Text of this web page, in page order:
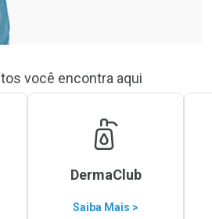
você encontra aqui
DermaClub
Saiba Mais >